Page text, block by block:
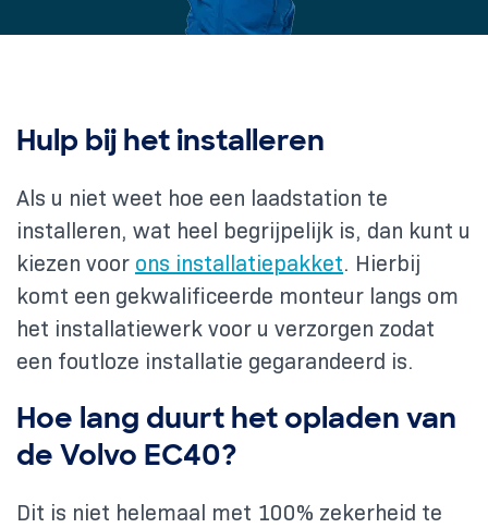
Hulp bij het installeren
Als u niet weet hoe een laadstation te
installeren, wat heel begrijpelijk is, dan kunt u
kiezen voor ons installatiepakket. Hierbij
komt een gekwalificeerde monteur langs om
het installatiewerk voor u verzorgen zodat
een foutloze installatie gegarandeerd is.
Hoe lang duurt het opladen van
de Volvo EC40?
Dit is niet helemaal met 100% zekerheid te